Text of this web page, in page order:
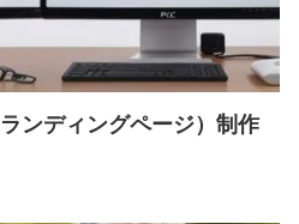
ンディングページ）制作